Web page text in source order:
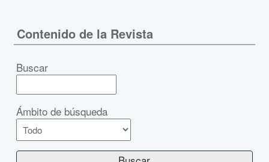
Contenido de la Revista
Buscar
Ámbito de búsqueda